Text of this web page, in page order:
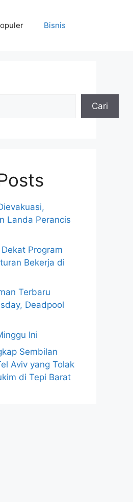
Bisnis
Cari
Landa Perancis
Program
Bekerja di
Terbaru
Deadpool
Ini
Sembilan
Aviv yang Tolak
di Tepi Barat